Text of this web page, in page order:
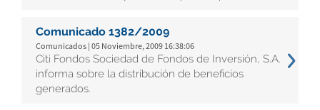
Comunicado 1382/2009
Comunicados | 05 Noviembre, 2009 16:38:06
Citi Fondos Sociedad de Fondos de Inversión, S.A.
informa sobre la distribución de beneficios
generados.